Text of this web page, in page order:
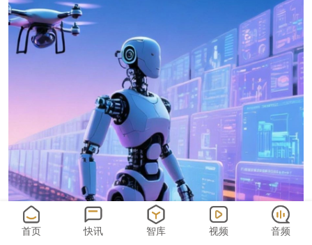
首页 快讯 智库 视频 音频